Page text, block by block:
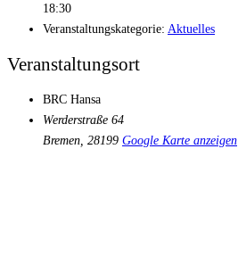
18:30
Veranstaltungskategorie: Aktuelles
Veranstaltungsort
BRC Hansa
Werderstraße 64
Bremen, 28199 Google Karte anzeigen